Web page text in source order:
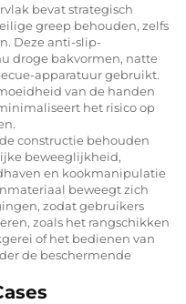
bevat strategisch
greep behouden, zelfs
Deze anti-slip-
droge bakvormen, natte
apparatuur gebruikt.
van de handen
het risico op
constructie behouden
beweeglijkheid,
en kookmanipulatie
beweegt zich
zodat gebruikers
zoals het rangschikken
of het bedienen van
de beschermende